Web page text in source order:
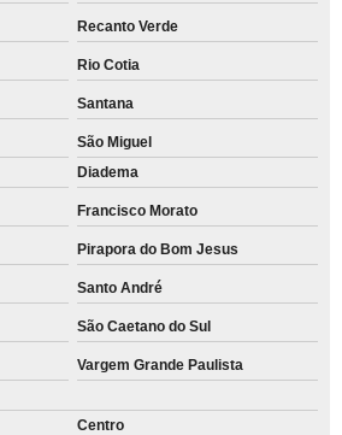
Recanto Verde
Rio Cotia
Santana
São Miguel
Diadema
Francisco Morato
Pirapora do Bom Jesus
Santo André
São Caetano do Sul
Vargem Grande Paulista
Centro